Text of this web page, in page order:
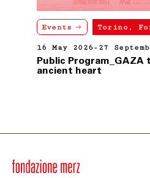
ART. 10 LEGGE APPLICABILE
Le presenti condizioni generali
sottoposte alla Legge italiana.
Ultimo aggiornamento 24
Events Torino,
16 May 2026-27
Public Program_GAZA
ancient heart